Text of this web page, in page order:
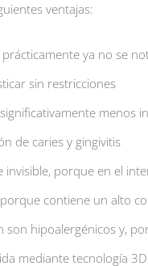
ventajas:
ya no se
sin restricciones
menos
de caries y gingivitis
porque en el
contiene un alto
son hipoalergénicos y,
mediante tecnología